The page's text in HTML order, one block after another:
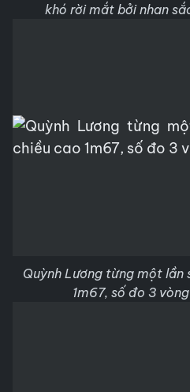
khó rời mắt bởi nhan
Quỳnh Lương từng một lần
1m67, số đo 3